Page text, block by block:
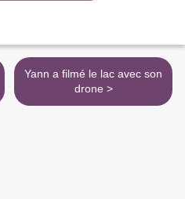
Yann a filmé le lac avec son
drone >